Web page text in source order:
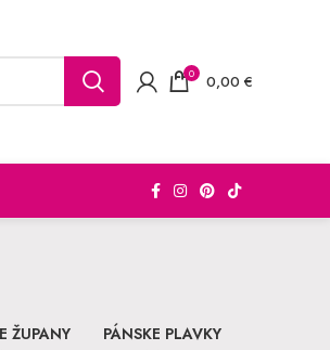
0 0,00 €
ŽUPANY
PÁNSKE PLAVKY